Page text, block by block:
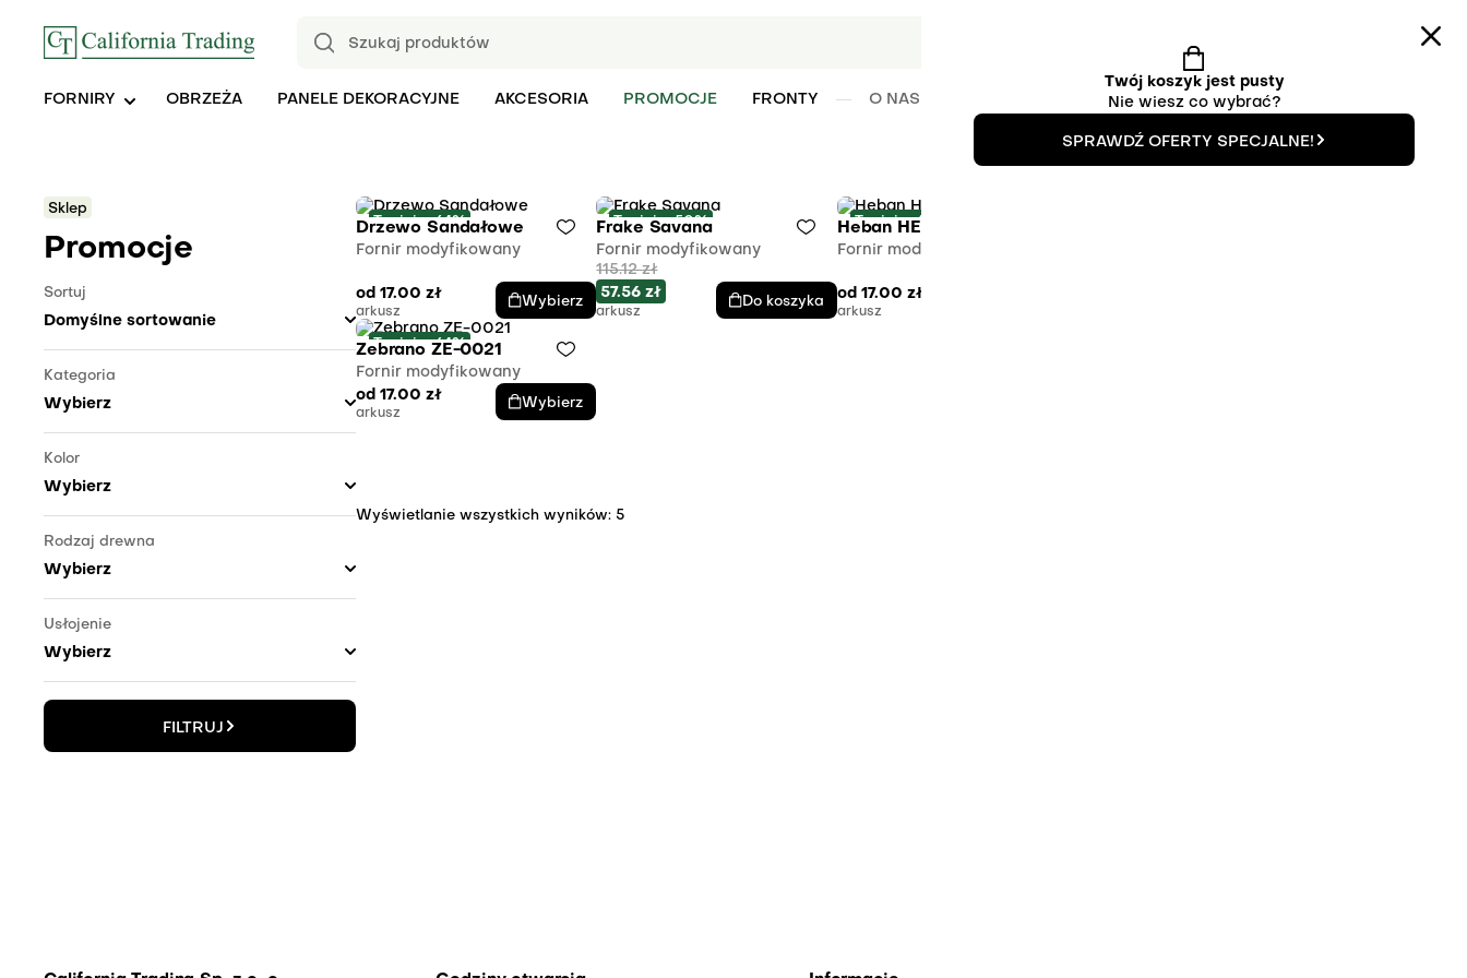
Twój koszyk jest pusty
Nie wiesz co wybrać?
SPRAWDŹ OFERTY SPECJALNE!
0
FORNIRY OBRZEŻA PANELE DEKORACYJNE AKCESORIA PROMOCJE FRONTY O NAS KONTAKT
Sklep
Promocje
Sortuj
Kategoria
Kolor
Rodzaj drewna
Usłojenie
FILTRUJ
Taniej o 64%
Drzewo Sandałowe
Fornir modyfikowany
od 17.00 zł
arkusz
Wybierz
Taniej o 50%
Frake Savana
Fornir modyfikowany
115.12zł
57.56zł
arkusz
Do koszyka
Taniej o 66%
Heban HE-0004
Fornir modyfikowany
od 17.00 zł
arkusz
Taniej o 64%
Zebrano ZE-0021
Fornir modyfikowany
od 17.00 zł
arkusz
Wybierz
Wyświetlanie wszystkich wyników: 5